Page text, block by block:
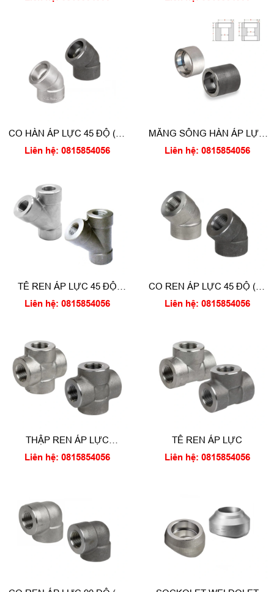
CO HÀN ÁP LỰC 45 ĐỘ (45
Degree Socket weld elbow)
Liên hệ: 0815854056
MĂNG SÔNG HÀN ÁP LỰC
(Socket weld coupling)
Liên hệ: 0815854056
TÊ REN ÁP LỰC 45 ĐỘ
(Threaded lateral tee)
Liên hệ: 0815854056
CO REN ÁP LỰC 45 ĐỘ (45
Degree thread elbow)
Liên hệ: 0815854056
THẬP REN ÁP LỰC
(Threaded cross)
Liên hệ: 0815854056
TÊ REN ÁP LỰC
Liên hệ: 0815854056